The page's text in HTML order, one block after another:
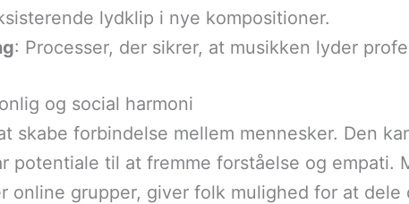
lydklip i nye kompositioner.
: Processer, der sikrer, at musikken lyder
og social harmoni
skabe forbindelse mellem mennesker. Den
potentiale til at fremme forståelse og empati.
online grupper, giver folk mulighed for at dele